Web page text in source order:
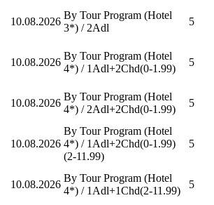
10.08.2026
By Tour Program (Hotel
3*) / 2Adl
5
10.08.2026
By Tour Program (Hotel
4*) / 1Adl+2Chd(0-1.99)
5
10.08.2026
By Tour Program (Hotel
4*) / 2Adl+2Chd(0-1.99)
5
10.08.2026
By Tour Program (Hotel
4*) / 1Adl+2Chd(0-1.99)
(2-11.99)
5
10.08.2026
By Tour Program (Hotel
4*) / 1Adl+1Chd(2-11.99)
5